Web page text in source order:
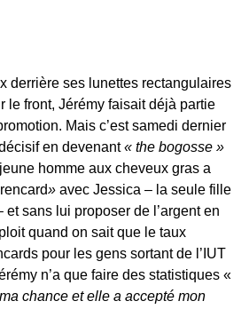
derrière ses lunettes rectangulaires
le front, Jérémy faisait déjà partie
Mais c’est samedi dernier
en devenant« the bogosse »
homme aux cheveux gras a
»avec Jessica – la seule fille
et sans lui proposer de l’argent en
quand on sait que le taux
pour les gens sortant de l’IUT
n’a que faire des statistiques «
chance et elle a accepté mon